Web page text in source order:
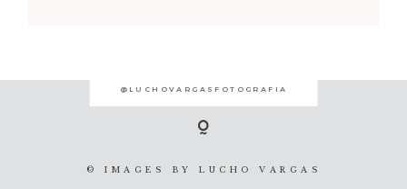
@LUCHOVARGASFOTOGRAFIA
© IMAGES BY LUCHO VARGAS